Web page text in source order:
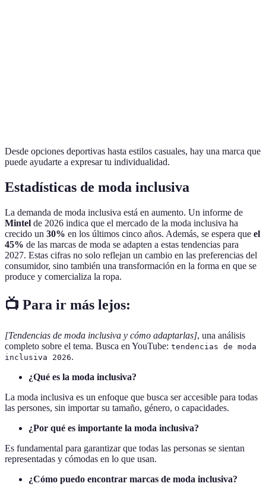
Desde opciones deportivas hasta estilos casuales, hay una marca que
puede ayudarte a expresar tu individualidad.
Estadísticas de moda inclusiva
La demanda de moda inclusiva está en aumento. Un informe de
Mintel de 2026 indica que el mercado de la moda inclusiva ha
crecido un 30% en los últimos cinco años. Además, se espera que el
45% de las marcas de moda se adapten a estas tendencias para
2027. Estas cifras no solo reflejan un cambio en las preferencias del
consumidor, sino también una transformación en la forma en que se
produce y comercializa la ropa.
📺 Para ir más lejos:
[Tendencias de moda inclusiva y cómo adaptarlas], una análisis
completo sobre el tema. Busca en YouTube: tendencias de moda
inclusiva 2026.
¿Qué es la moda inclusiva?
La moda inclusiva es un enfoque que busca ser accesible para todas
las persones, sin importar su tamaño, género, o capacidades.
¿Por qué es importante la moda inclusiva?
Es fundamental para garantizar que todas las personas se sientan
representadas y cómodas en lo que usan.
¿Cómo puedo encontrar marcas de moda inclusiva?